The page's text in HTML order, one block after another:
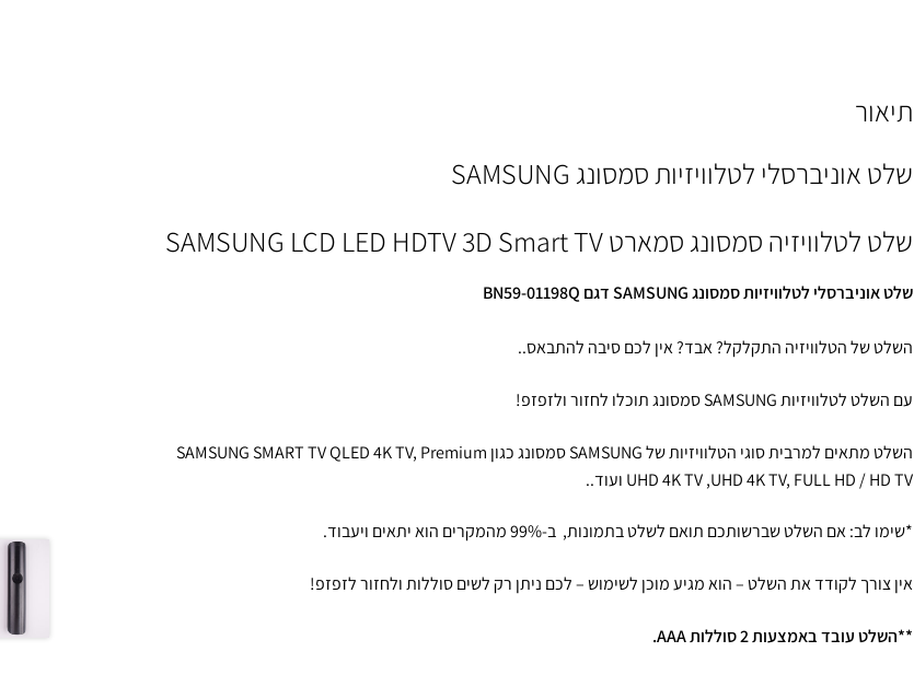
תיאור
שלט אוניברסלי לטלוויזיות סמסונג SAMSUNG
שלט לטלוויזיה סמסונג סמארט SAMSUNG LCD LED HDTV 3D Smart TV
שלט אוניברסלי לטלוויזיות סמסונג SAMSUNG דגם BN59-01198Q
השלט של הטלוויזיה התקלקל? אבד? אין לכם סיבה להתבאס..
עם השלט לטלוויזיות SAMSUNG סמסונג תוכלו לחזור ולזפזפ!
השלט מתאים למרבית סוגי הטלוויזיות של SAMSUNG סמסונג כגון SAMSUNG SMART TV QLED 4K TV, Premium
UHD 4K TV ,UHD 4K TV, FULL HD / HD TV ועוד..
*שימו לב: אם השלט שברשותכם תואם לשלט בתמונות, ב-99% מהמקרים הוא יתאים ויעבוד.
אין צורך לקודד את השלט – הוא מגיע מוכן לשימוש – לכם ניתן רק לשים סוללות ולחזור לזפזפ!
**השלט עובד באמצעות 2 סוללות AAA.